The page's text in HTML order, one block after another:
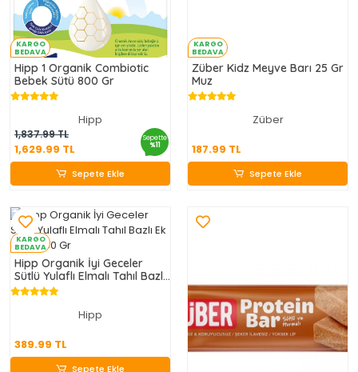
KARGO
BEDAVA
Hipp 1 Organik Combiotic
Bebek Sütü 800 Gr
Hipp
1,837.99 TL
1,629.99 TL
Sepette
%11
1,629.99 TL
Sepete Ekle
Sepete Ekle
KARGO
BEDAVA
Züber Kidz Meyve Barı 25 Gr
Muz
Züber
187.99 TL
187.99 TL
Sepete Ekle
KARGO
BEDAVA
Hipp Organik İyi Geceler
Sütlü Yulaflı Elmalı Tahıl Bazlı
Ek Gıda 250 Gr
Hipp
389.99 TL
389.99 TL
Sepete Ekle